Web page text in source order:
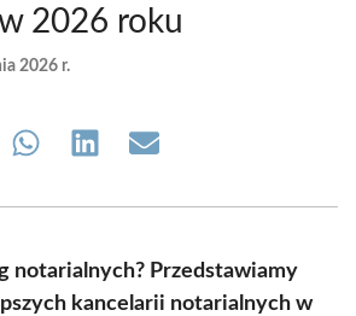
2026 roku
2026 r.
Share Share Share
notarialnych? Przedstawiamy
kancelarii notarialnych w